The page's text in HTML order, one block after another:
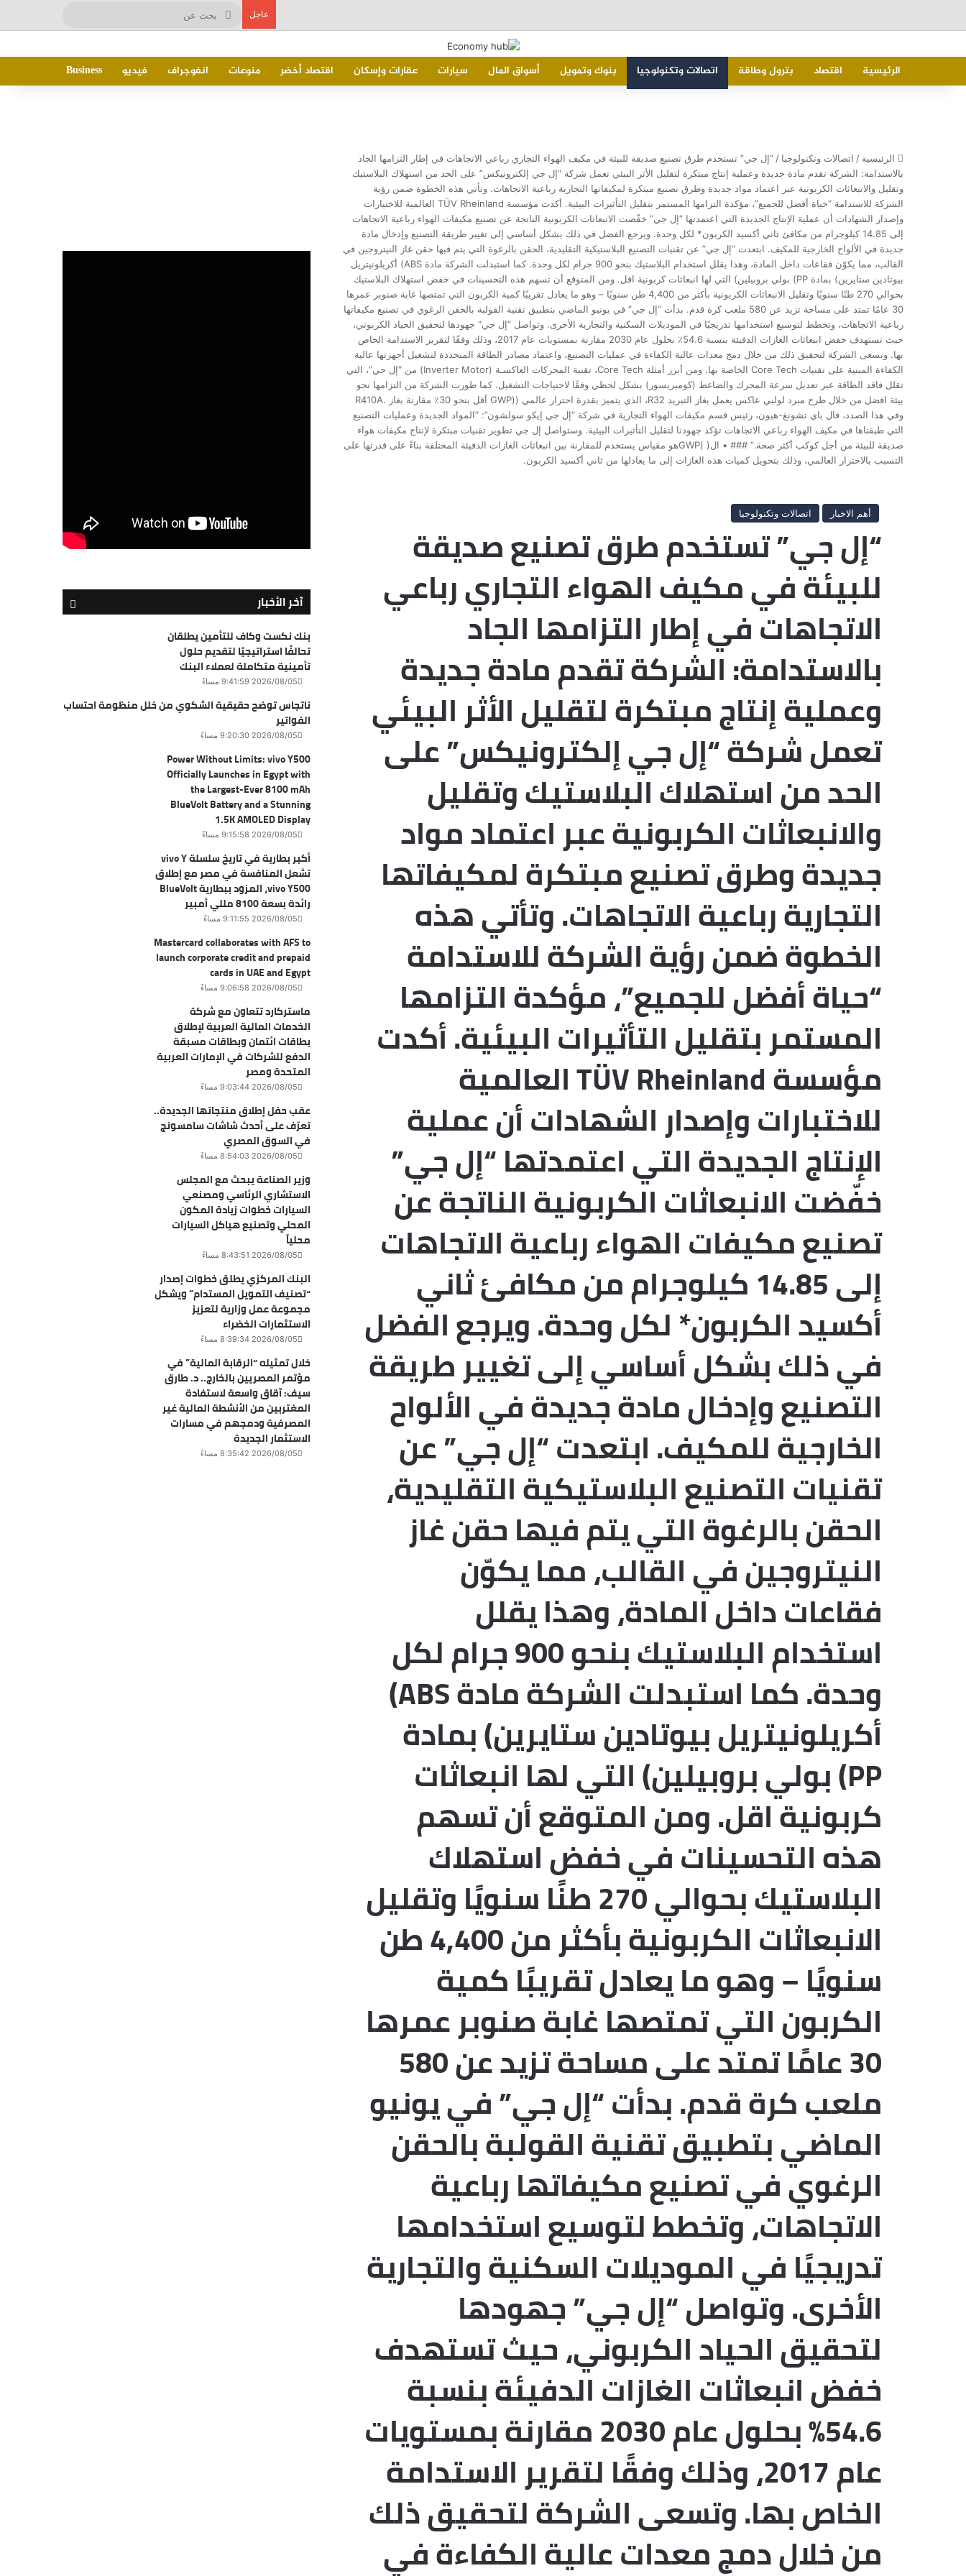
عاجل
بحث
الرئيسية اقتصاد بترول وطاقة اتصالات وتكنولوجيا بنوك وتمويل أسواق المال سيارات عقارات وإسكان اقتصاد أخضر منوعات انفوجراف فيديو Business
الرئيسية / اتصالات وتكنولوجيا / “إل جي” تستخدم طرق تصنيع صديقة للبيئة في مكيف الهواء التجاري رباعي الاتجاهات في إطار التزامها الجاد
بالاستدامة: الشركة تقدم مادة جديدة وعملية إنتاج مبتكرة لتقليل الأثر البيئي تعمل شركة “إل جي إلكترونيكس” على الحد من استهلاك البلاستيك
وتقليل والانبعاثات الكربونية عبر اعتماد مواد جديدة وطرق تصنيع مبتكرة لمكيفاتها التجارية رباعية الاتجاهات. وتأتي هذه الخطوة ضمن رؤية
الشركة للاستدامة “حياة أفضل للجميع”، مؤكدة التزامها المستمر بتقليل التأثيرات البيئية. أكدت مؤسسة TÜV Rheinland العالمية للاختبارات
وإصدار الشهادات أن عملية الإنتاج الجديدة التي اعتمدتها “إل جي” خفّضت الانبعاثات الكربونية الناتجة عن تصنيع مكيفات الهواء رباعية الاتجاهات
إلى 14.85 كيلوجرام من مكافئ ثاني أكسيد الكربون* لكل وحدة. ويرجع الفضل في ذلك بشكل أساسي إلى تغيير طريقة التصنيع وإدخال مادة
جديدة في الألواح الخارجية للمكيف. ابتعدت “إل جي” عن تقنيات التصنيع البلاستيكية التقليدية، الحقن بالرغوة التي يتم فيها حقن غاز النيتروجين في
القالب، مما يكوّن فقاعات داخل المادة، وهذا يقلل استخدام البلاستيك بنحو 900 جرام لكل وحدة. كما استبدلت الشركة مادة ABS) أكريلونيتريل
بيوتادين ستايرين) بمادة PP) بولي بروبيلين) التي لها انبعاثات كربونية اقل. ومن المتوقع أن تسهم هذه التحسينات في خفض استهلاك البلاستيك
بحوالي 270 طنًا سنويًا وتقليل الانبعاثات الكربونية بأكثر من 4,400 طن سنويًا – وهو ما يعادل تقريبًا كمية الكربون التي تمتصها غابة صنوبر عمرها
30 عامًا تمتد على مساحة تزيد عن 580 ملعب كرة قدم. بدأت “إل جي” في يونيو الماضي بتطبيق تقنية القولبة بالحقن الرغوي في تصنيع مكيفاتها
رباعية الاتجاهات، وتخطط لتوسيع استخدامها تدريجيًا في الموديلات السكنية والتجارية الأخرى. وتواصل “إل جي” جهودها لتحقيق الحياد الكربوني،
حيث تستهدف خفض انبعاثات الغازات الدفيئة بنسبة 54.6٪ بحلول عام 2030 مقارنة بمستويات عام 2017، وذلك وفقًا لتقرير الاستدامة الخاص
بها. وتسعى الشركة لتحقيق ذلك من خلال دمج معدات عالية الكفاءة في عمليات التصنيع، واعتماد مصادر الطاقة المتجددة لتشغيل أجهزتها عالية
الكفاءة المبنية على تقنيات Core Tech الخاصة بها. ومن أبرز أمثلة Core Tech، تقنية المحركات العاكسـة (Inverter Motor) من “إل جي”، التي
تقلل فاقد الطاقة عبر تعديل سرعة المحرك والضاغط (كومبريسور) بشكل لحظي وفقًا لاحتياجات التشغيل. كما طورت الشركة من التزامها نحو
بيئة افضل من خلال طرح مبرد لولبي عاكس يعمل بغاز التبريد R32، الذي يتميز بقدرة احترار عالمي ((GWP أقل بنحو 30٪ مقارنة بغاز .R410A
وفي هذا الصدد، قال باي تشونغ-هيون، رئيس قسم مكيفات الهواء التجارية في شركة “إل جي إيكو سولشون”: “المواد الجديدة وعمليات التصنيع
التي طبقناها في مكيف الهواء رباعي الاتجاهات تؤكد جهودنا لتقليل التأثيرات البيئية. وستواصل إل جي تطوير تقنيات مبتكرة لإنتاج مكيفات هواء
صديقة للبيئة من أجل كوكب أكثر صحة.” ### • ال( (GWPهو مقياس يستخدم للمقارنة بين انبعاثات الغازات الدفيئة المختلفة بناءً على قدرتها على
التسبب بالاحترار العالمي، وذلك بتحويل كميات هذه الغازات إلى ما يعادلها من ثاني أكسيد الكربون.
أهم الاخبار اتصالات وتكنولوجيا
“إل جي” تستخدم طرق تصنيع صديقة
للبيئة في مكيف الهواء التجاري رباعي
الاتجاهات في إطار التزامها الجاد
بالاستدامة: الشركة تقدم مادة جديدة
وعملية إنتاج مبتكرة لتقليل الأثر البيئي
تعمل شركة “إل جي إلكترونيكس” على
الحد من استهلاك البلاستيك وتقليل
والانبعاثات الكربونية عبر اعتماد مواد
جديدة وطرق تصنيع مبتكرة لمكيفاتها
التجارية رباعية الاتجاهات. وتأتي هذه
الخطوة ضمن رؤية الشركة للاستدامة
“حياة أفضل للجميع”، مؤكدة التزامها
المستمر بتقليل التأثيرات البيئية. أكدت
مؤسسة TÜV Rheinland العالمية
للاختبارات وإصدار الشهادات أن عملية
الإنتاج الجديدة التي اعتمدتها “إل جي”
خفّضت الانبعاثات الكربونية الناتجة عن
تصنيع مكيفات الهواء رباعية الاتجاهات
إلى 14.85 كيلوجرام من مكافئ ثاني
أكسيد الكربون* لكل وحدة. ويرجع الفضل
في ذلك بشكل أساسي إلى تغيير طريقة
التصنيع وإدخال مادة جديدة في الألواح
الخارجية للمكيف. ابتعدت “إل جي” عن
تقنيات التصنيع البلاستيكية التقليدية،
الحقن بالرغوة التي يتم فيها حقن غاز
النيتروجين في القالب، مما يكوّن
فقاعات داخل المادة، وهذا يقلل
استخدام البلاستيك بنحو 900 جرام لكل
وحدة. كما استبدلت الشركة مادة ABS)
أكريلونيتريل بيوتادين ستايرين) بمادة
PP) بولي بروبيلين) التي لها انبعاثات
كربونية اقل. ومن المتوقع أن تسهم
هذه التحسينات في خفض استهلاك
البلاستيك بحوالي 270 طنًا سنويًا وتقليل
الانبعاثات الكربونية بأكثر من 4,400 طن
سنويًا – وهو ما يعادل تقريبًا كمية
الكربون التي تمتصها غابة صنوبر عمرها
30 عامًا تمتد على مساحة تزيد عن 580
ملعب كرة قدم. بدأت “إل جي” في يونيو
الماضي بتطبيق تقنية القولبة بالحقن
الرغوي في تصنيع مكيفاتها رباعية
الاتجاهات، وتخطط لتوسيع استخدامها
تدريجيًا في الموديلات السكنية والتجارية
الأخرى. وتواصل “إل جي” جهودها
لتحقيق الحياد الكربوني، حيث تستهدف
خفض انبعاثات الغازات الدفيئة بنسبة
54.6٪ بحلول عام 2030 مقارنة بمستويات
عام 2017، وذلك وفقًا لتقرير الاستدامة
الخاص بها. وتسعى الشركة لتحقيق ذلك
من خلال دمج معدات عالية الكفاءة في
آخر الأخبار
بنك نكست وكاف للتأمين يطلقان
تحالفًا استراتيجيًا لتقديم حلول
تأمينية متكاملة لعملاء البنك
2026/08/05 9:41:59 مساءً
ناتجاس توضح حقيقية الشكوي من خلل منظومة احتساب
الفواتير
2026/08/05 9:20:30 مساءً
Power Without Limits: vivo Y500
Officially Launches in Egypt with
the Largest-Ever 8100 mAh
BlueVolt Battery and a Stunning
1.5K AMOLED Display
2026/08/05 9:15:58 مساءً
أكبر بطارية في تاريخ سلسلة vivo Y
تشعل المنافسة في مصر مع إطلاق
vivo Y500، المزود ببطارية BlueVolt
رائدة بسعة 8100 مللي أمبير
2026/08/05 9:11:55 مساءً
Mastercard collaborates with AFS to
launch corporate credit and prepaid
cards in UAE and Egypt
2026/08/05 9:06:58 مساءً
ماستركارد تتعاون مع شركة
الخدمات المالية العربية لإطلاق
بطاقات ائتمان وبطاقات مسبقة
الدفع للشركات في الإمارات العربية
المتحدة ومصر
2026/08/05 9:03:44 مساءً
عقب حفل إطلاق منتجاتها الجديدة..
تعرّف على أحدث شاشات سامسونج
في السوق المصري
2026/08/05 8:54:03 مساءً
وزير الصناعة يبحث مع المجلس
الاستشاري الرئاسي ومصنعي
السيارات خطوات زيادة المكون
المحلي وتصنيع هياكل السيارات
محلياً
2026/08/05 8:43:51 مساءً
البنك المركزي يطلق خطوات إصدار
“تصنيف التمويل المستدام” ويشكل
مجموعة عمل وزارية لتعزيز
الاستثمارات الخضراء
2026/08/05 8:39:34 مساءً
خلال تمثيله “الرقابة المالية” في
مؤتمر المصريين بالخارج.. د. طارق
سيف: آقاق واسعة لاستفادة
المغتربين من الأنشطة المالية غير
المصرفية ودمجهم في مسارات
الاستثمار الجديدة
2026/08/05 8:35:42 مساءً